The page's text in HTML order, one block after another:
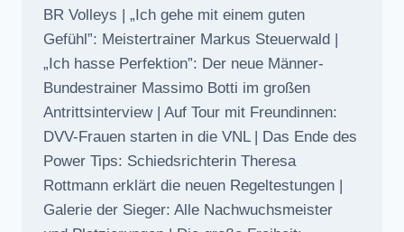
BR Volleys | „Ich gehe mit einem guten
Gefühl”: Meistertrainer Markus Steuerwald |
„Ich hasse Perfektion”: Der neue Männer-
Bundestrainer Massimo Botti im großen
Antrittsinterview | Auf Tour mit Freundinnen:
DVV-Frauen starten in die VNL | Das Ende des
Power Tips: Schiedsrichterin Theresa
Rottmann erklärt die neuen Regeltestungen |
Galerie der Sieger: Alle Nachwuchsmeister